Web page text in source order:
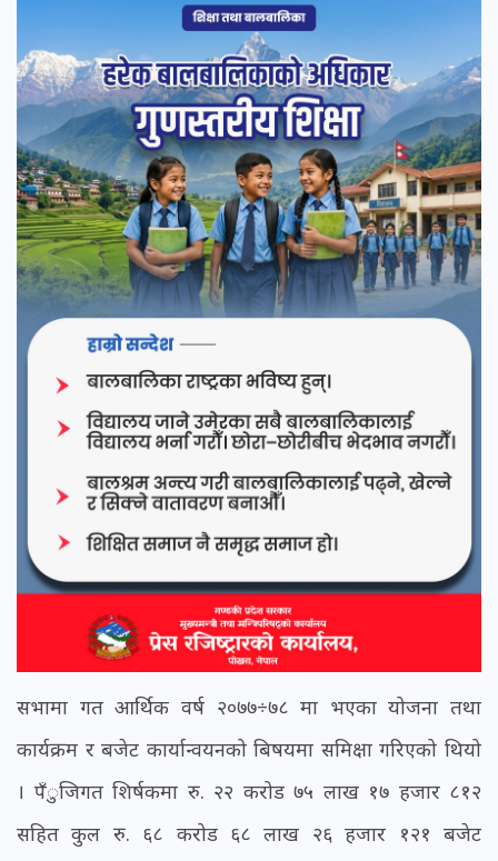
सभामा गत आर्थिक वर्ष २०७७÷७८ मा भएका योजना तथा
कार्यक्रम र बजेट कार्यान्वयनको बिषयमा समिक्षा गरिएको थियो
। पँुजिगत शिर्षकमा रु. २२ करोड ७५ लाख १७ हजार ८१२
सहित कुल रु. ६८ करोड ६८ लाख २६ हजार १२१ बजेट